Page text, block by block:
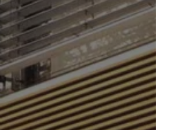
Reifenpakete
Leasing
Leasing-Angebote
Gebrauchtwagen
Junge
Elektroauto Leasing
Kleinwagen-Leasing
Leasing ohne
Finanzierung
Autokredit mit